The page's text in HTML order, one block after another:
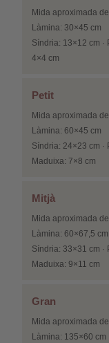
Mida aproximada
Làmina: 30×45 cm
Síndria: 13×12 cm ·
4×4 cm
Petit
Mida aproximada
Làmina: 60×45 cm
Síndria: 24×23 cm ·
Maduixa: 7×8 cm
Mitjà
Mida aproximada
Làmina: 60×67,5 cm
Síndria: 33×31 cm ·
Maduixa: 9×11 cm
Gran
Mida aproximada
Làmina: 135×60 cm